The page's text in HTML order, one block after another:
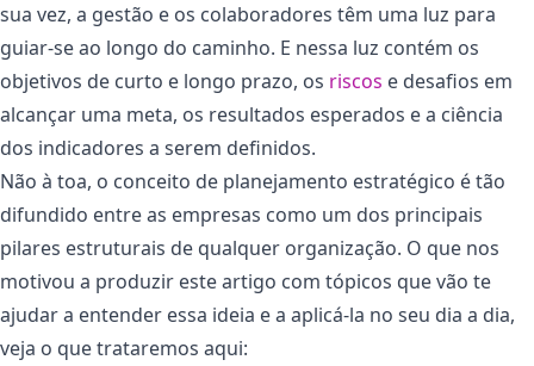
sua vez, a gestão e os colaboradores têm uma luz para
guiar-se ao longo do caminho. E nessa luz contém os
objetivos de curto e longo prazo, os riscos e desafios em
alcançar uma meta, os resultados esperados e a ciência
dos indicadores a serem definidos.
Não à toa, o conceito de planejamento estratégico é tão
difundido entre as empresas como um dos principais
pilares estruturais de qualquer organização. O que nos
motivou a produzir este artigo com tópicos que vão te
ajudar a entender essa ideia e a aplicá-la no seu dia a dia,
veja o que trataremos aqui: